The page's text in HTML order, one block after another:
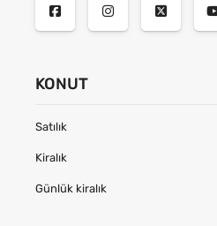
KONUT
Satılık
Kiralık
Günlük kiralık